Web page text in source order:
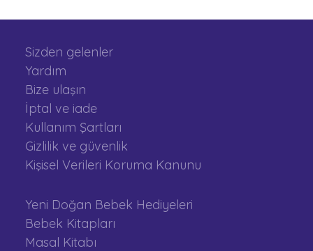
Sizden gelenler
Yardım
Bize ulaşın
İptal ve iade
Kullanım Şartları
Gizlilik ve güvenlik
Kişisel Verileri Koruma Kanunu
Yeni Doğan Bebek Hediyeleri
Bebek Kitapları
Masal Kitabı